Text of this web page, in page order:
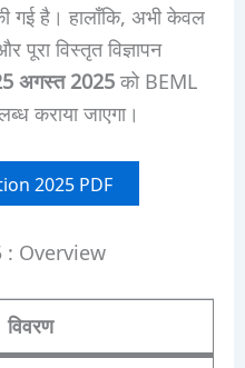
गई है। हालाँकि, अभी केवल
पूरा विस्तृत विज्ञापन
अगस्त 2025को BEML
कराया जाएगा।
2025 PDF
: Overview
विवरण